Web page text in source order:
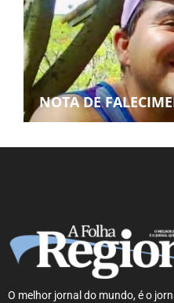
NOTA DE
O melhor jornal do mundo, é o